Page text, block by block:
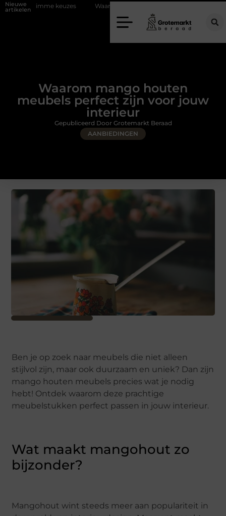
Nieuwe
artikelen Waarom kiezen voor een rijschool in Utrecht?
Waarom mango houten
meubels perfect zijn voor jouw
interieur
AANBIEDINGEN
Gepubliceerd Door Grotemarkt Beraad
Ben je op zoek naar meubels die niet alleen
stijlvol zijn, maar ook duurzaam en uniek? Dan zijn
mango houten meubels precies wat je nodig
hebt! Ontdek waarom deze prachtige
meubelstukken perfect passen in jouw interieur.
Wat maakt mangohout zo
bijzonder?
Mangohout wint steeds meer aan populariteit in